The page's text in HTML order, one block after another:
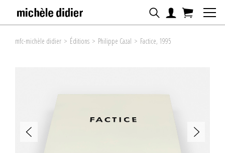
mfc-michèle didier > Éditions > Philippe Cazal > Factice, 1995